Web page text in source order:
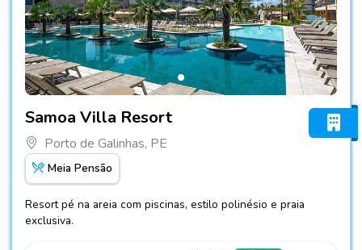
Samoa Villa Resort
Porto de Galinhas, PE
Meia Pensão
Resort pé na areia com piscinas, estilo polinésio e praia
exclusiva.